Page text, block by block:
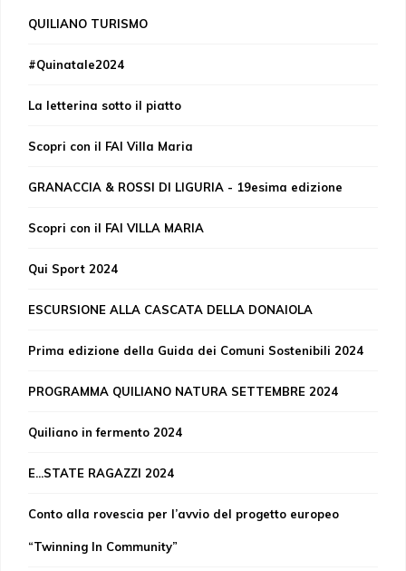
QUILIANO TURISMO
#Quinatale2024
La letterina sotto il piatto
Scopri con il FAI Villa Maria
GRANACCIA & ROSSI DI LIGURIA - 19esima edizione
Scopri con il FAI VILLA MARIA
Qui Sport 2024
ESCURSIONE ALLA CASCATA DELLA DONAIOLA
Prima edizione della Guida dei Comuni Sostenibili 2024
PROGRAMMA QUILIANO NATURA SETTEMBRE 2024
Quiliano in fermento 2024
E...STATE RAGAZZI 2024
Conto alla rovescia per l’avvio del progetto europeo
“Twinning In Community”